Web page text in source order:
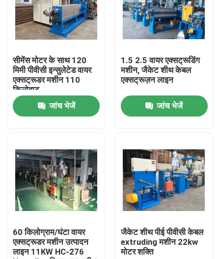
उत्पाद
वीडियो
हमारे बारे में
कारखाने का दौरा
हमसे संपर्क करें
एक उद्धरण का अनुरोध करें
वायर एक्सट्रूडर मशीन
सीमेंस मोटर के साथ 120
मिमी पीवीसी इन्सुलेटेड वायर
एक्सट्रूडर मशीन 110
किलोवाट
जांच भेजें
1.5 2.5 वायर एक्सट्रूडिंग
मशीन, जैकेट शीथ केबल
एक्सट्रूज़न लाइन
जांच भेजें
60 किलोग्राम/घंटा वायर
एक्सट्रूडर मशीन उत्पादन
लाइन 11KW HC-276
जैकेट शीथ पीई पीवीसी केबल
extruding मशीन 22kw
मोटर शक्ति